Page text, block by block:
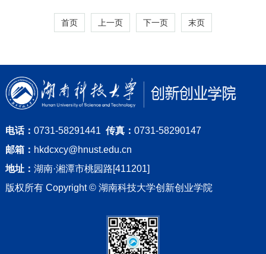
首页 上一页 下一页 末页
电话： 0731-58291441 传真： 0731-58290147
邮箱： hkdcxcy@hnust.edu.cn
地址： 湖南·湘潭市桃园路[411201]
版权所有 Copyright © 湖南科技大学创新创业学院